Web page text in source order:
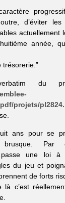
d’éviter
actuellement
année,
trésorerie.”
du
projets/
ans pour se
brusque.
passe une loi à
du jeu et
de forts
là c’est